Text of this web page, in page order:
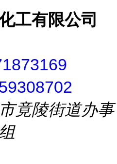
工有限公司
竟陵街道办事